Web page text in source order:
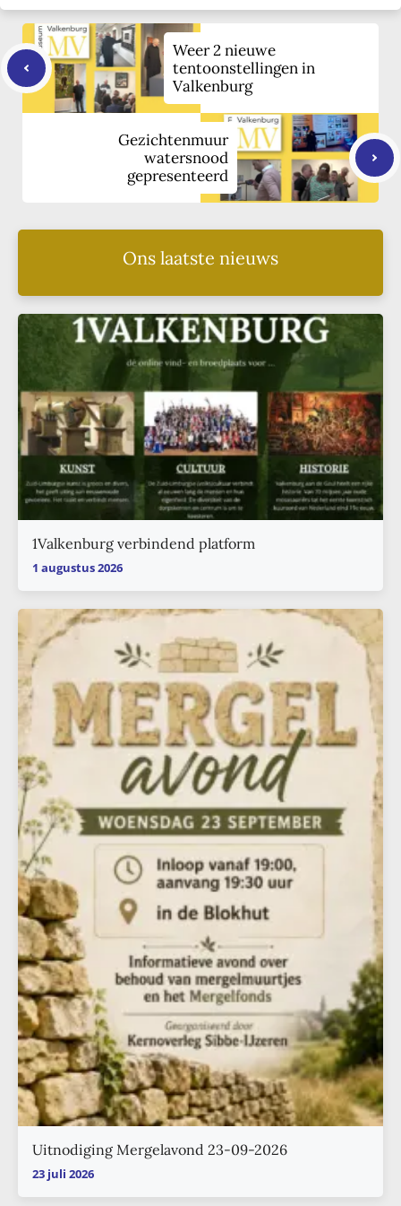
Weer 2 nieuwe
tentoonstellingen in
Valkenburg
Gezichtenmuur
watersnood
gepresenteerd
Ons laatste nieuws
1Valkenburg verbindend platform
1 augustus 2026
Uitnodiging Mergelavond 23-09-2026
23 juli 2026